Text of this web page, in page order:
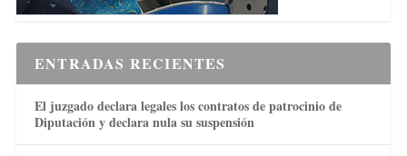
ENTRADAS RECIENTES
El juzgado declara legales los contratos de patrocinio de
Diputación y declara nula su suspensión